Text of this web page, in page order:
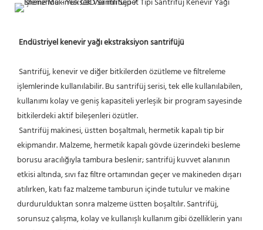
Endüstriyel kenevir yağı ekstraksiyon santrifüjü
işlemlerinde kullanılabilir. Bu santrifüj serisi, tek elle kullanılabilen,
kullanımı kolay ve geniş kapasiteli yerleşik bir program sayesinde
bitkilerdeki aktif bileşenleri özütler.
Santrifüj makinesi, üstten boşaltmalı, hermetik kapalı tip bir
ekipmandır. Malzeme, hermetik kapalı gövde üzerindeki besleme
borusu aracılığıyla tambura beslenir; santrifüj kuvvet alanının
etkisi altında, sıvı faz filtre ortamından geçer ve makineden dışarı
atılırken, katı faz malzeme tamburun içinde tutulur ve makine
durdurulduktan sonra malzeme üstten boşaltılır. Santrifüj,
sorunsuz çalışma, kolay ve kullanışlı kullanım gibi özelliklerin yanı